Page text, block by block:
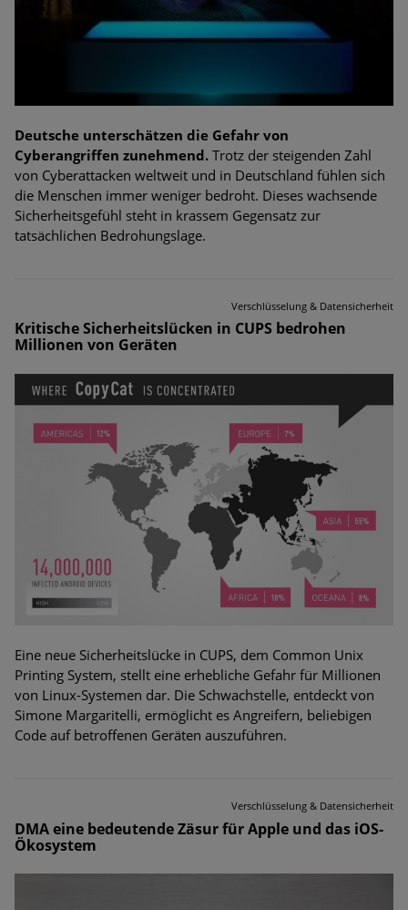
Bedrohungen
unterschätzen
Weiterentwicklung der HTTP-basierten Cyberangriffe lässt
Experten vor Tsunami bei Web-DDoS-Angriffen warnen
Phishing-Trend: Führungskräfte im Visier. Was hilft gegen
Harpoon Whaling?
Fake-Unternehmensprofile auf LinkedIn: Unternehmen und
Nutzer im Visier der Datendiebe
Cyber Experience Center in Augsburg
Deutsche unterschätzen die Gefahr von
Cyberangriffen zunehmend. Trotz der steigenden Zahl
von Cyberattacken weltweit und in Deutschland fühlen sich
die Menschen immer weniger bedroht. Dieses wachsende
Sicherheitsgefühl steht in krassem Gegensatz zur
tatsächlichen Bedrohungslage.
Verschlüsselung & Datensicherheit
Kritische Sicherheitslücken in CUPS bedrohen
Millionen von Geräten
Eine neue Sicherheitslücke in CUPS, dem Common Unix
Printing System, stellt eine erhebliche Gefahr für Millionen
von Linux-Systemen dar. Die Schwachstelle, entdeckt von
Simone Margaritelli, ermöglicht es Angreifern, beliebigen
Code auf betroffenen Geräten auszuführen.
Verschlüsselung & Datensicherheit
DMA eine bedeutende Zäsur für Apple und das iOS-
Ökosystem